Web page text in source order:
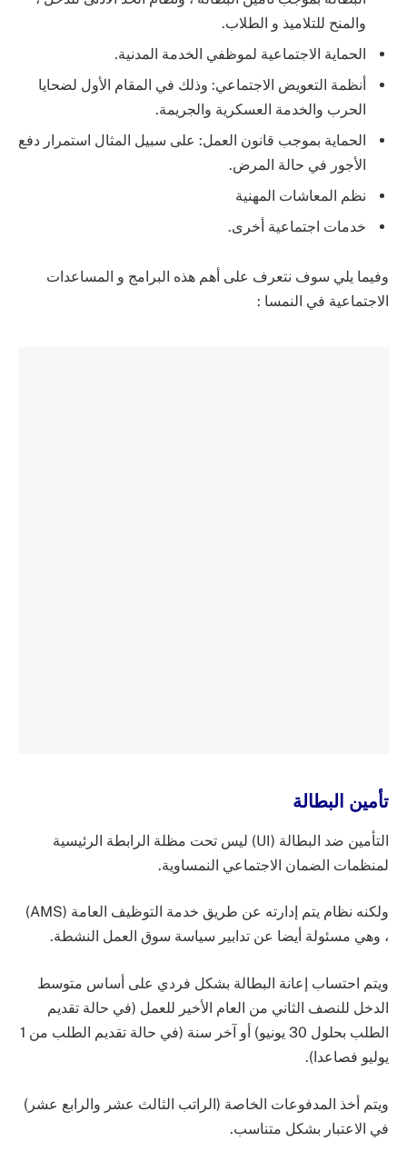
والمنح للتلاميذ و الطلاب.
الحماية الاجتماعية لموظفي الخدمة المدنية.
أنظمة التعويض الاجتماعي: وذلك في المقام الأول لضحايا
الحرب والخدمة العسكرية والجريمة.
الحماية بموجب قانون العمل: على سبيل المثال استمرار دفع
الأجور في حالة المرض.
نظم المعاشات المهنية
خدمات اجتماعية أخرى.
وفيما يلي سوف نتعرف على أهم هذه البرامج و المساعدات
الاجتماعية في النمسا :
تأمين البطالة
التأمين ضد البطالة (UI) ليس تحت مظلة الرابطة الرئيسية
لمنظمات الضمان الاجتماعي النمساوية.
ولكنه نظام يتم إدارته عن طريق خدمة التوظيف العامة (AMS)
، وهي مسئولة أيضا عن تدابير سياسة سوق العمل النشطة.
ويتم احتساب إعانة البطالة بشكل فردي على أساس متوسط ​​
الدخل للنصف الثاني من العام الأخير للعمل (في حالة تقديم
الطلب بحلول 30 يونيو) أو آخر سنة (في حالة تقديم الطلب من 1
يوليو فصاعدا).
ويتم أخذ المدفوعات الخاصة (الراتب الثالث عشر والرابع عشر)
في الاعتبار بشكل متناسب.